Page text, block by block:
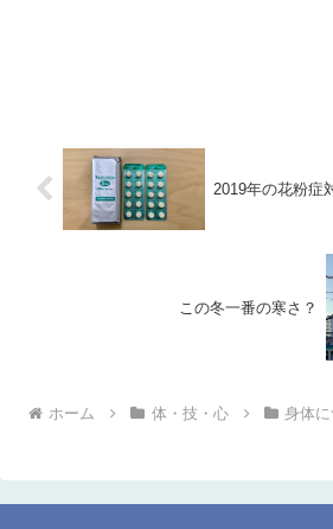
2019年の花粉症
この冬一番の寒さ？
ホーム 体・技・心 身体